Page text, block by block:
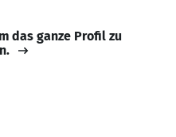
das ganze Profil zu